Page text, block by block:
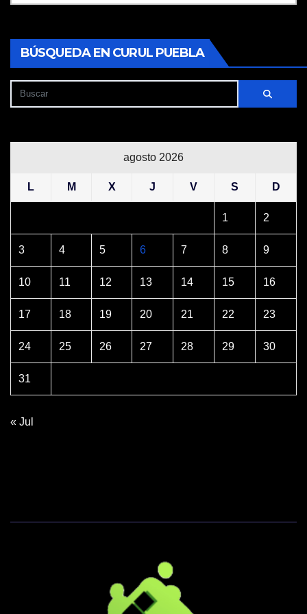
BÚSQUEDA EN CURUL PUEBLA
agosto 2026
L M X J V S D
1 2
3 4 5 6 7 8 9
10 11 12 13 14 15 16
17 18 19 20 21 22 23
24 25 26 27 28 29 30
31
« Jul